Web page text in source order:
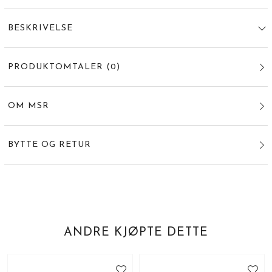
BESKRIVELSE
PRODUKTOMTALER (0 )
OM MSR
BYTTE OG RETUR
ANDRE KJØPTE DETTE